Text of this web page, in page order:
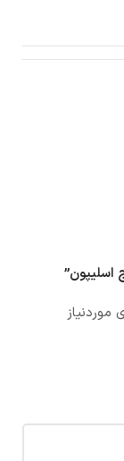
اسلیپون”